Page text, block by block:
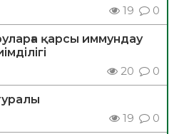
19 0
қарсы иммундау
20 0
19 0